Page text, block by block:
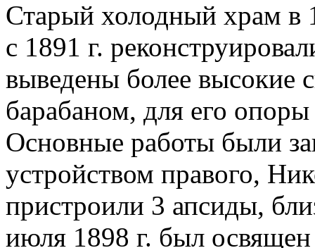
Старый холодный храм в
c 1891 г.
выведены более высокие
барабаном, для его
Основные работы были
устройством правого,
пристроили 3 апсиды,
июля 1898 г. был